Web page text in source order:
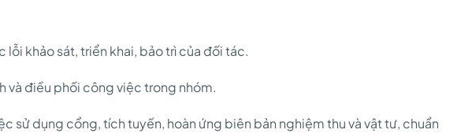
lỗi khảo sát, triển khai, bảo trì của đối tác.
và điều phối công việc trong nhóm.
sử dụng cổng, tích tuyến, hoàn ứng biên bản nghiệm thu và vật tư, chuẩn